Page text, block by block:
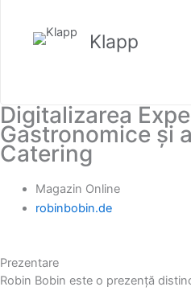
Klapp
Digitalizarea
Gastronomice și
Catering
Magazin Online
robinbobin.de
Prezentare
Robin Bobin este o prezență